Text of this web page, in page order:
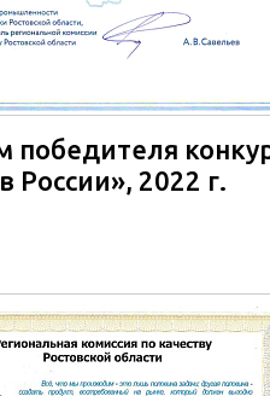
победителя
России», 2022 г.